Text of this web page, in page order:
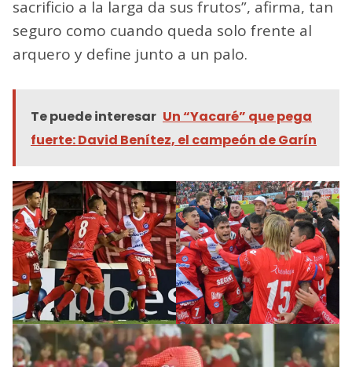
sacrificio a la larga da sus frutos”, afirma, tan
seguro como cuando queda solo frente al
arquero y define junto a un palo.
Te puede interesar Un “Yacaré” que pega
fuerte: David Benítez, el campeón de Garín